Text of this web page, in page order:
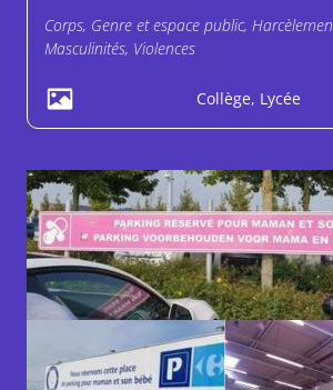
Corps, Genre et espace public,
Masculinités, Violences
Collège, Lycée